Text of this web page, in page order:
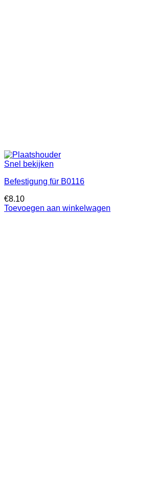
Snel bekijken
Befestigung für B0116
€8.10
Toevoegen aan winkelwagen